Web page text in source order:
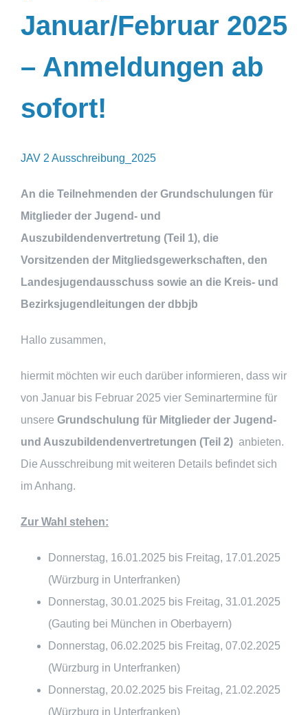
Januar/Februar 2025
– Anmeldungen ab
sofort!
JAV 2 Ausschreibung_2025
An die Teilnehmenden der Grundschulungen für
Mitglieder der Jugend- und
Auszubildendenvertretung (Teil 1), die
Vorsitzenden der Mitgliedsgewerkschaften, den
Landesjugendausschuss sowie an die Kreis- und
Bezirksjugendleitungen der dbbjb
Hallo zusammen,
hiermit möchten wir euch darüber informieren, dass wir
von Januar bis Februar 2025 vier Seminartermine für
unsere Grundschulung für Mitglieder der Jugend-
und Auszubildendenvertretungen (Teil 2) anbieten.
Die Ausschreibung mit weiteren Details befindet sich
im Anhang.
Zur Wahl stehen:
Donnerstag, 16.01.2025 bis Freitag, 17.01.2025
(Würzburg in Unterfranken)
Donnerstag, 30.01.2025 bis Freitag, 31.01.2025
(Gauting bei München in Oberbayern)
Donnerstag, 06.02.2025 bis Freitag, 07.02.2025
(Würzburg in Unterfranken)
Donnerstag, 20.02.2025 bis Freitag, 21.02.2025
(Würzburg in Unterfranken)